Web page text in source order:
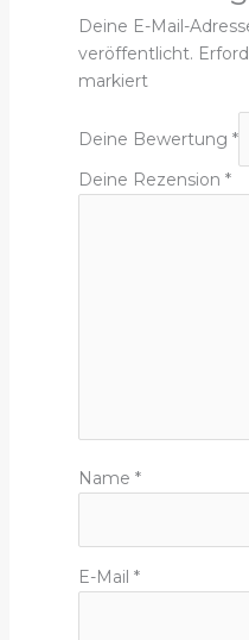
Deine E-Mail-
veröffentlicht.
markiert
Deine Bewertung *
Deine Rezension *
Name *
E-Mail *